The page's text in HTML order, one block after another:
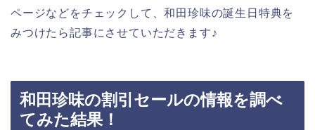
ページなどをチェックして、和田珍味の誕生日特典を
みつけたら記事にさせていただきます♪
和田珍味の割引セールの情報を調べ
てみた結果！